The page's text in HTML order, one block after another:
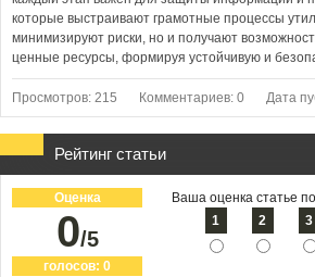
которые выстраивают грамотные процессы
минимизируют риски, но и получают
ценные ресурсы, формируя устойчивую и
Просмотров: 215 Комментариев: 0 Дата
Рейтинг статьи
Оценка
0/5
голосов: 0
Ваша оценка статье
1
2 3